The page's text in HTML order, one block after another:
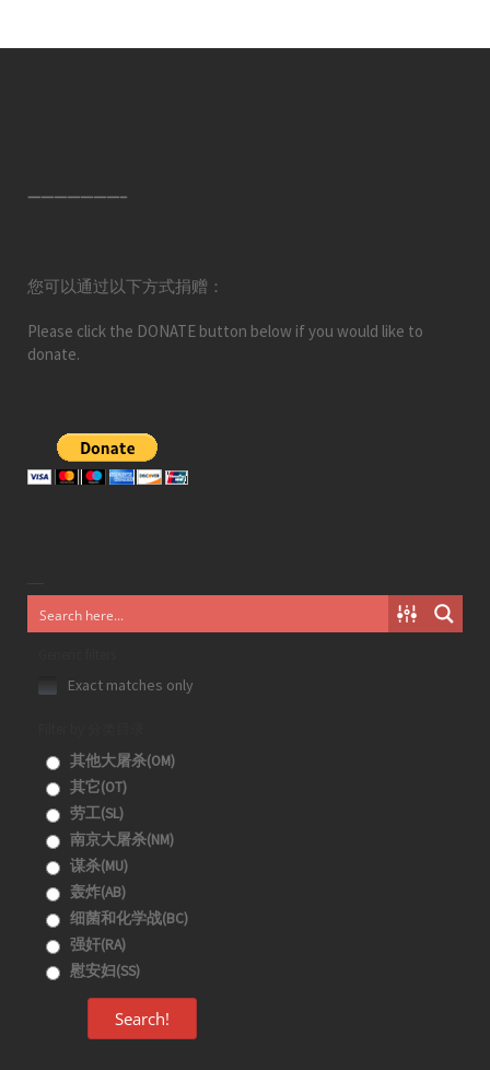
———————–
您可以通过以下方式捐赠：
Please click the DONATE button below if you would like to
donate.
Exact matches only
其他大屠杀(OM)
其它(OT)
劳工(SL)
南京大屠杀(NM)
谋杀(MU)
轰炸(AB)
细菌和化学战(BC)
强奸(RA)
慰安妇(SS)
Search!